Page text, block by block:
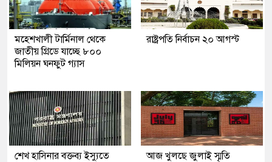
মহেশখালী টার্মিনাল থেকে
জাতীয় গ্রিডে যাচ্ছে ৮০০
মিলিয়ন ঘনফুট গ্যাস
রাষ্ট্রপতি নির্বাচন ২০ আগস্ট
শেখ হাসিনার বক্তব্য ইস্যুতে
আজ খুলছে জুলাই স্মৃতি